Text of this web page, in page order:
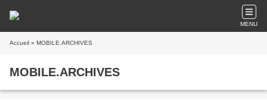
MENU
Accueil » MOBILE.ARCHIVES
MOBILE.ARCHIVES